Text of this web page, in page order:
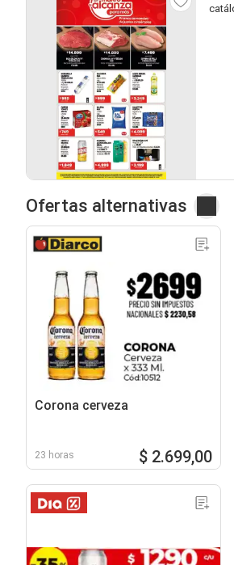
Ofertas alternativas
Corona cerveza
23 horas $ 2.699,00